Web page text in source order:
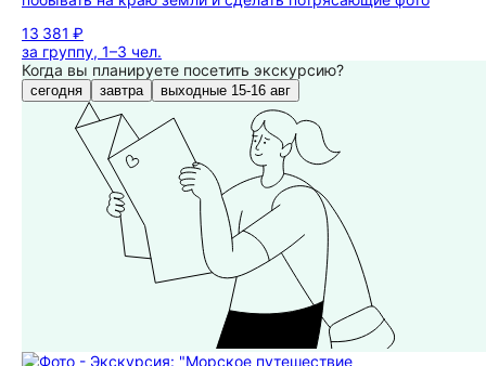
13 381 ₽
за группу, 1–3 чел.
Когда вы планируете посетить экскурсию?
сегодня завтра выходные 15-16 авг